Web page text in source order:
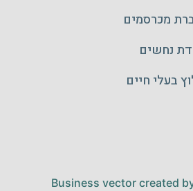
מכרסמים
נחשים
בעלי חיים
Business vector created